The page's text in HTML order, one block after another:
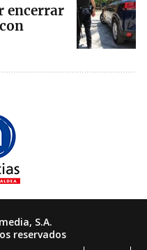
encerrar
S.A.
reservados